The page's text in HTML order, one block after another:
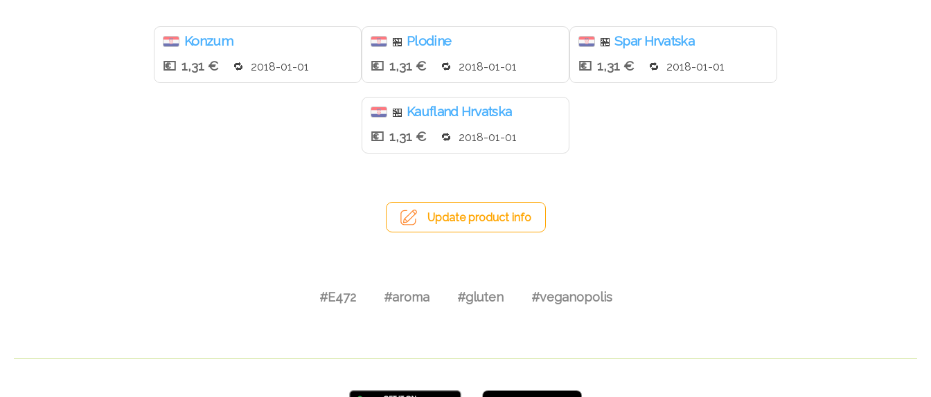
Konzum
1,31 €
2018-01-01
🏪 Plodine
1,31 €
2018-01-01
🏪 Spar Hrvatska
1,31 €
2018-01-01
🏪 Kaufland Hrvatska
1,31 €
2018-01-01
Update product info
#E472 #aroma #gluten #veganopolis